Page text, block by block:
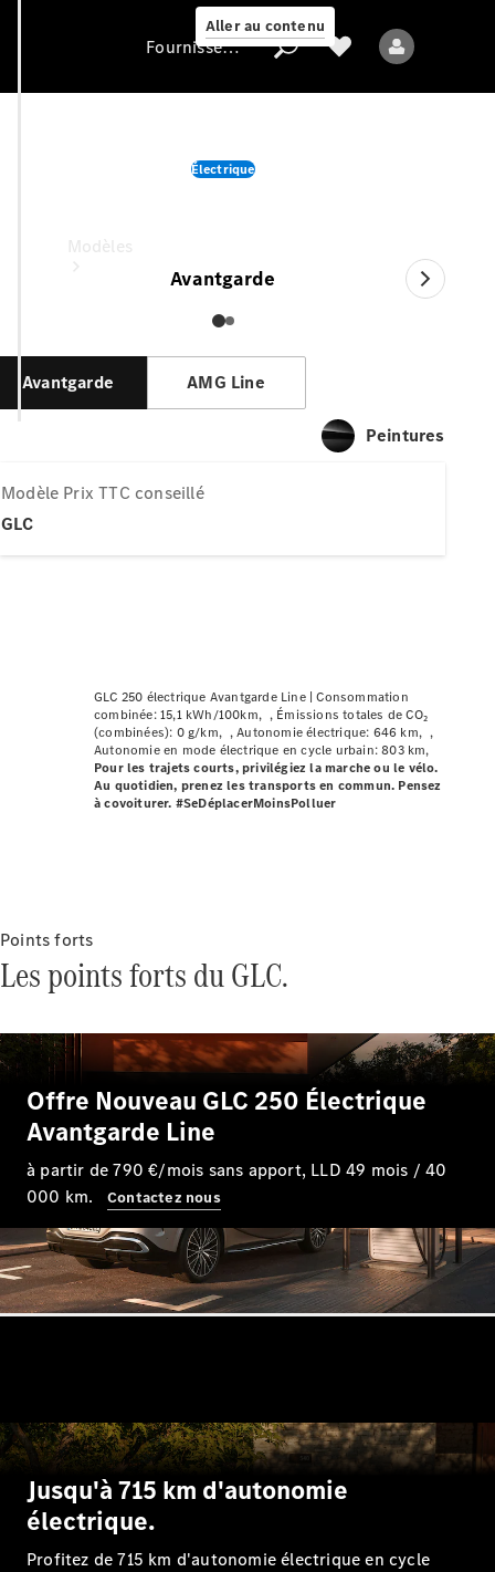
Aller au contenu
Toutes les
Berlines
CLA
Nouveau Électrique
Berline
EQE
Berline
Électrique
Berline
Classe E
Berline
Classe S
Classe S
Limousine
Mercedes-
Maybach
Classe S
Nouveau
Trouvez un
véhicule
neuf en
SUV
Fournisseur / Protection des données
Électrique
Avantgarde
Avantgarde AMG Line
Peintures
Modèle
GLC
Prix TTC conseillé
GLC 250 électrique Avantgarde Line |Consommation
combinée: 15,1 kWh/100km
Émissions totales de CO₂
(combinées): 0 g/km
Autonomie électrique: 646 km
Autonomie en mode électrique en cycle urbain: 803 km
Pour les trajets courts, privilégiez la marche ou le vélo.
Au quotidien, prenez les transports en commun. Pensez
à covoiturer. #SeDéplacerMoinsPolluer
Points forts
Les points forts du GLC.
Offre Nouveau GLC 250 Électrique
Avantgarde Line
à partir de 790 €/mois sans apport, LLD 49 mois / 40
000 km.
Contactez nous
Jusqu'à 715 km d'autonomie
électrique.
Profitez de 715 km d'autonomie électrique en cycle